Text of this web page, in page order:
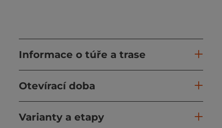
Informace o túře a trase
Otevírací doba
Varianty a etapy